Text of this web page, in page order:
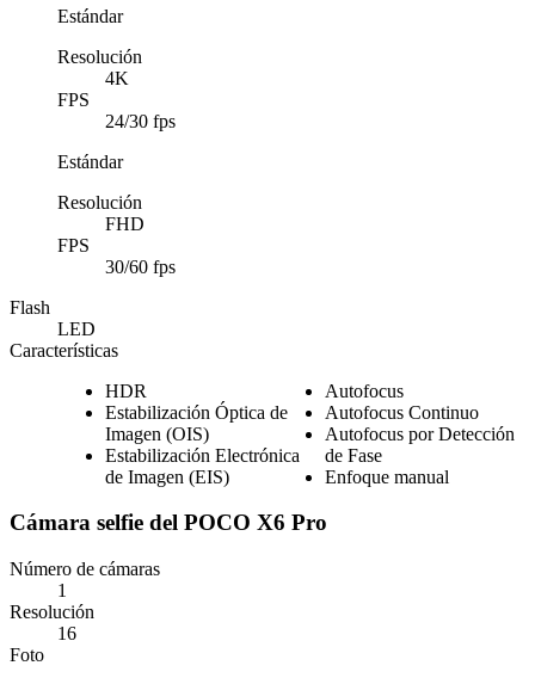
Estándar
Resolución
4K
FPS
24/30 fps
Estándar
Resolución
FHD
FPS
30/60 fps
Flash
LED
Características
HDR
Estabilización Óptica de
Imagen (OIS)
Estabilización Electrónica
de Imagen (EIS)
Autofocus
Autofocus Continuo
Autofocus por Detección
de Fase
Enfoque manual
Cámara selfie del POCO X6 Pro
Número de cámaras
1
Resolución
16
Foto